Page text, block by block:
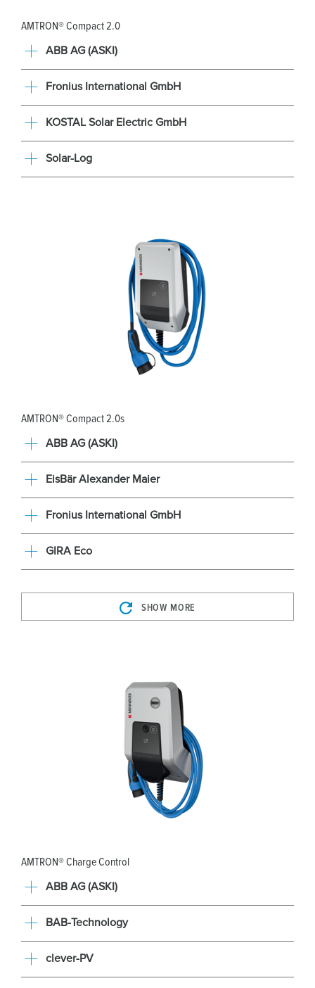
AMTRON® Compact 2.0
ABB AG (ASKI)
Fronius International GmbH
KOSTAL Solar Electric GmbH
Solar-Log
AMTRON® Compact 2.0s
ABB AG (ASKI)
EisBär Alexander Maier
Fronius International GmbH
GIRA Eco
SHOW MORE
AMTRON® Charge Control
ABB AG (ASKI)
BAB-Technology
clever-PV